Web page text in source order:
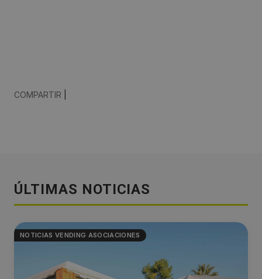
COMPARTIR
ÚLTIMAS NOTICIAS
NOTICIAS VENDING ASOCIACIONES